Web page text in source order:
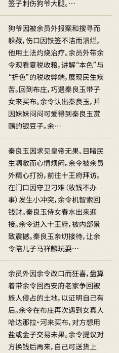
签子刺伤狗爷大腿。…
狗爷因被余员外报案和搜寻而
躲藏，伤口因铁签不洁而溃烂，
他用土法灼烧治疗。余员外带余
令观看夏税收粮，讲解“本色”与
“折色”的税收弊端，展现民生疾
苦。回到布庄，巧遇秦良玉带子
女来买布。余令认出秦良玉，并
因妹妹闷闷可爱得到秦良玉赏
赐的银豆子。余…
秦良玉因求见皇帝无果、目睹民
生凋敝而心情烦闷。余令被余员
外精心打扮，前往十王府拜访。
在门口因守卫刁难（收钱不办
事）发生小冲突，余令机智索回
钱财。秦良玉侍女春水出来迎
接。余令进入十王府，被内部景
致震撼。秦良玉亲切接待，让余
令陪儿子马祥麟玩耍…
余员外因余令改口而狂喜，盘算
着带余令回西安府老家争回被
族人侵占的土地，以证明自己有
后。余令在布庄再次遇到女真人
哈达那拉·河来买布，对方想用
盐或金子交易未果。余令提议对
方换钱后再来，自己可送货上